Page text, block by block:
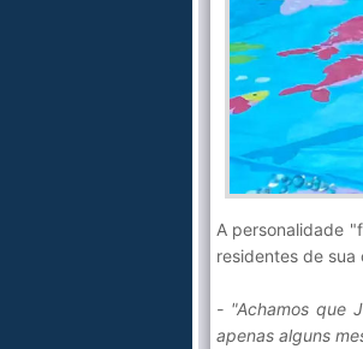
A personalidade
residentes de
- "Achamos que
apenas alguns